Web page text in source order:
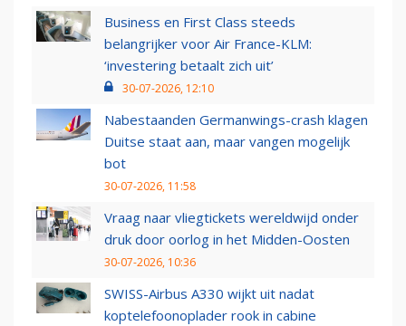
Business en First Class steeds
belangrijker voor Air France-KLM:
‘investering betaalt zich uit’
30-07-2026, 12:10
Nabestaanden Germanwings-crash klagen
Duitse staat aan, maar vangen mogelijk
bot
30-07-2026, 11:58
Vraag naar vliegtickets wereldwijd onder
druk door oorlog in het Midden-Oosten
30-07-2026, 10:36
SWISS-Airbus A330 wijkt uit nadat
koptelefoonoplader rook in cabine